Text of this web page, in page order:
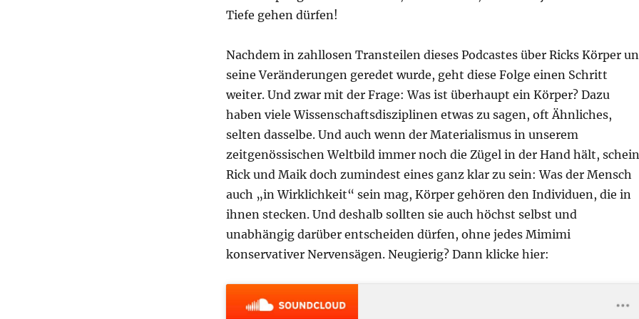
Tiefe gehen dürfen!
Nachdem in zahllosen Transteilen dieses Podcastes über Ricks Körper
seine Veränderungen geredet wurde, geht diese Folge einen Schritt
weiter. Und zwar mit der Frage: Was ist überhaupt ein Körper? Dazu
haben viele Wissenschaftsdisziplinen etwas zu sagen, oft Ähnliches,
selten dasselbe. Und auch wenn der Materialismus in unserem
zeitgenössischen Weltbild immer noch die Zügel in der Hand hält,
Rick und Maik doch zumindest eines ganz klar zu sein: Was der Mensch
auch „in Wirklichkeit“ sein mag, Körper gehören den Individuen, die in
ihnen stecken. Und deshalb sollten sie auch höchst selbst und
unabhängig darüber entscheiden dürfen, ohne jedes Mimimi
konservativer Nervensägen. Neugierig? Dann klicke hier: